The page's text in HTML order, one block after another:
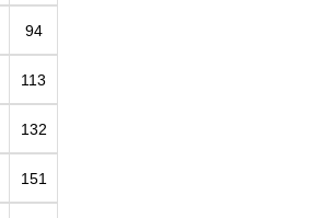
94
113
132
151